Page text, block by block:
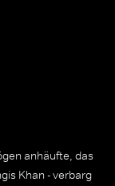
anhäufte, das
Khan - verbarg